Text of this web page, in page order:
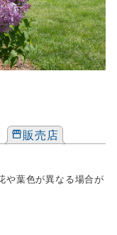
販売店
や葉色が異なる場合が